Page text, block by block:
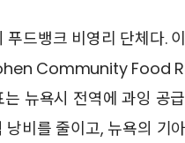
드뱅크 비영리 단체다.
Community Food
뉴욕시 전역에 과잉 공
비를 줄이고, 뉴욕의 기